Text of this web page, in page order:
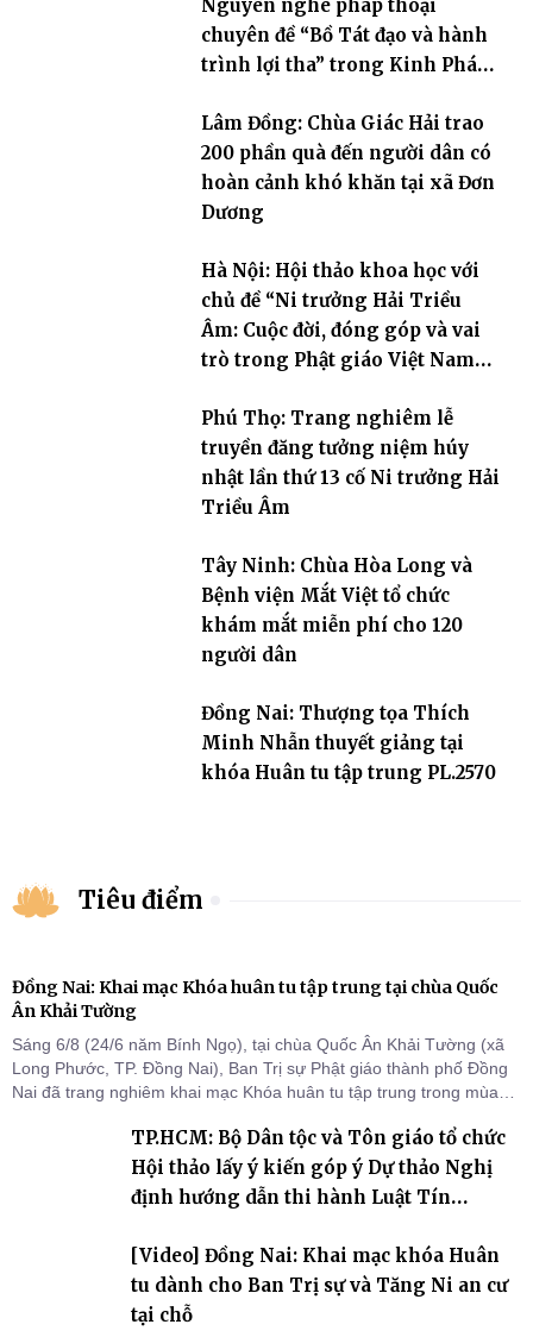
Nguyên nghe pháp thoại
chuyên đề “Bồ Tát đạo và hành
trình lợi tha” trong Kinh Pháp
Lâm Đồng: Chùa Giác Hải trao
200 phần quà đến người dân có
hoàn cảnh khó khăn tại xã Đơn
Dương
Hà Nội: Hội thảo khoa học với
chủ đề “Ni trưởng Hải Triều
Âm: Cuộc đời, đóng góp và vai
trò trong Phật giáo Việt Nam
Phú Thọ: Trang nghiêm lễ
truyền đăng tưởng niệm húy
nhật lần thứ 13 cố Ni trưởng Hải
Triều Âm
Tây Ninh: Chùa Hòa Long và
Bệnh viện Mắt Việt tổ chức
khám mắt miễn phí cho 120
người dân
Đồng Nai: Thượng tọa Thích
Minh Nhẫn thuyết giảng tại
khóa Huân tu tập trung PL.2570
Tiêu điểm
Đồng Nai: Khai mạc Khóa huân tu tập trung tại chùa Quốc
Ân Khải Tường
Sáng 6/8 (24/6 năm Bính Ngọ), tại chùa Quốc Ân Khải Tường (xã
Long Phước, TP. Đồng Nai), Ban Trị sự Phật giáo thành phố Đồng
Nai đã trang nghiêm khai mạc Khóa huân tu tập trung trong mùa
chỗ khu vực VII, VIII và trường hạ chùa Quốc Ân Khải Tường.
TP.HCM: Bộ Dân tộc và Tôn giáo tổ chức
Hội thảo lấy ý kiến góp ý Dự thảo Nghị
định hướng dẫn thi hành Luật Tín
[Video] Đồng Nai: Khai mạc khóa Huân
tu dành cho Ban Trị sự và Tăng Ni an cư
tại chỗ